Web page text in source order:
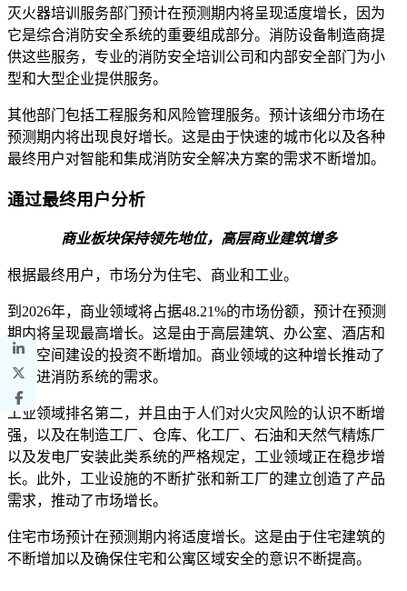
灭火器培训服务部门预计在预测期内将呈现适度增长，因为
它是综合消防安全系统的重要组成部分。消防设备制造商提
供这些服务，专业的消防安全培训公司和内部安全部门为小
型和大型企业提供服务。
其他部门包括工程服务和风险管理服务。预计该细分市场在
预测期内将出现良好增长。这是由于快速的城市化以及各种
最终用户对智能和集成消防安全解决方案的需求不断增加。
通过最终用户分析
商业板块保持领先地位，高层商业建筑增多
根据最终用户，市场分为住宅、商业和工业。
到2026年，商业领域将占据48.21%的市场份额，预计在预测
期内将呈现最高增长。这是由于高层建筑、办公室、酒店和
零售空间建设的投资不断增加。商业领域的这种增长推动了
对先进消防系统的需求。
工业领域排名第二，并且由于人们对火灾风险的认识不断增
强，以及在制造工厂、仓库、化工厂、石油和天然气精炼厂
以及发电厂安装此类系统的严格规定，工业领域正在稳步增
长。此外，工业设施的不断扩张和新工厂的建立创造了产品
需求，推动了市场增长。
住宅市场预计在预测期内将适度增长。这是由于住宅建筑的
不断增加以及确保住宅和公寓区域安全的意识不断提高。